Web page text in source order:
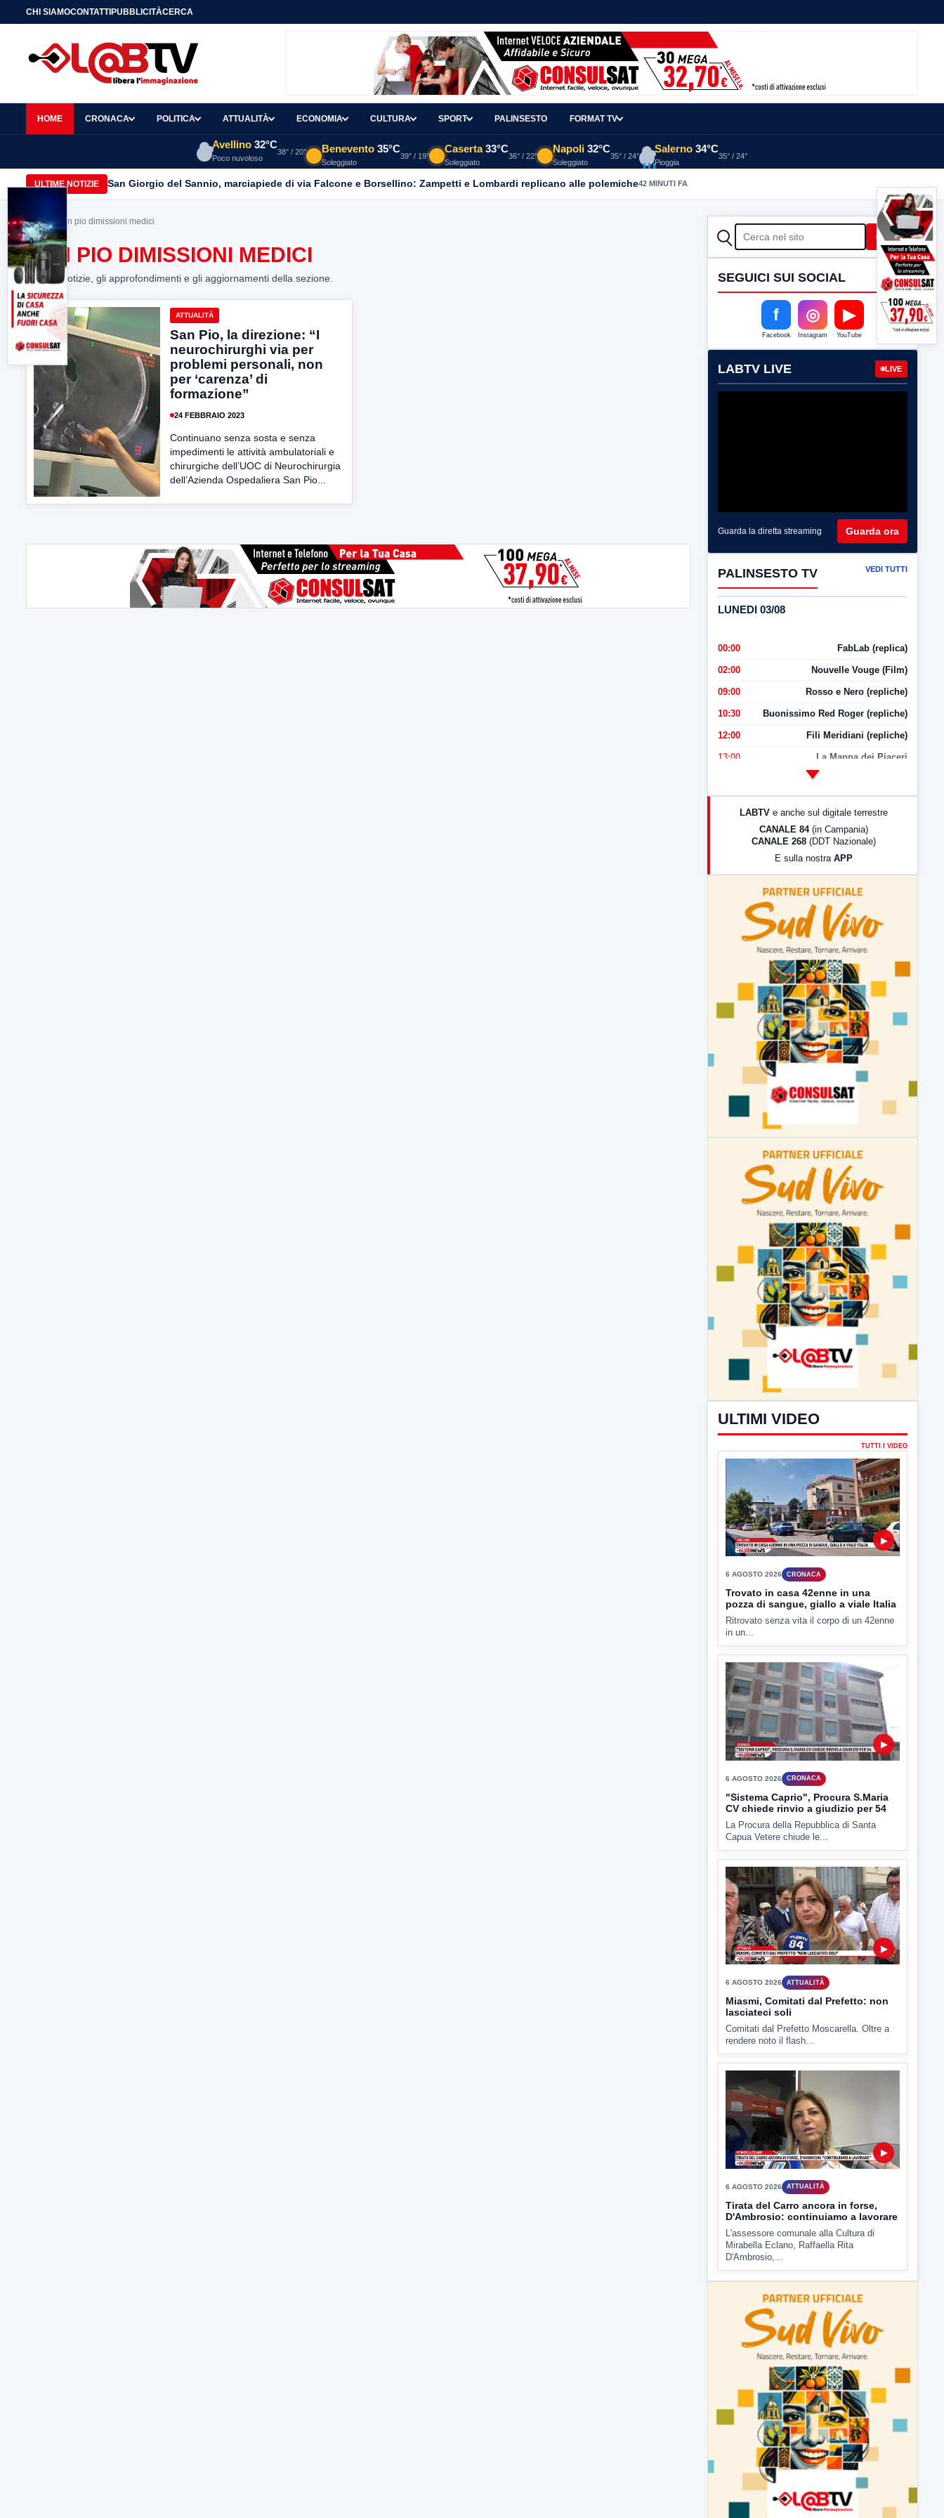
CHI SIAMOCONTATTIPUBBLICITÀCERCA
HOME CRONACA POLITICA ATTUALITÀ ECONOMIA CULTURA SPORT PALINSESTO FORMAT TV
Avellino 32°C
Poco nuvoloso
38° / 20° Benevento 35°C
Soleggiato
39° / 19°
Caserta 33°C
Soleggiato
36° / 22°
Napoli 32°C
Soleggiato
35° / 24°
Salerno 34°C
Pioggia
35° / 24°
ULTIME NOTIZIE San Giorgio del Sannio, marciapiede di via Falcone e Borsellino: Zampetti e Lombardi replicano alle polemiche42 MINUTI FA
Home> san pio dimissioni medici
SAN PIO DIMISSIONI MEDICI
Tutte le notizie, gli approfondimenti e gli aggiornamenti della sezione.
ATTUALITÀ
San Pio, la direzione: “I
neurochirurghi via per
problemi personali, non
per ‘carenza’ di
formazione”
24 FEBBRAIO 2023
Continuano senza sosta e senza
impedimenti le attività ambulatoriali e
chirurgiche dell’UOC di Neurochirurgia
dell’Azienda Ospedaliera San Pio...
CERCA Cerca
SEGUICI SUI SOCIAL
f
Facebook
◎
Instagram
▶
YouTube
LABTV LIVE LIVE
Guarda la diretta streaming Guarda ora
PALINSESTO TV VEDI TUTTI
LUNEDI 03/08
00:00 FabLab (replica)
02:00 Nouvelle Vouge (Film)
09:00 Rosso e Nero (repliche)
10:30 Buonissimo Red Roger (repliche)
12:00 Fili Meridiani (repliche)
13:00 La Mappa dei Piaceri
LabNews (Diretta)
LabNews (replica)
LABTV e anche sul digitale terrestre
CANALE 84 (in Campania)
CANALE 268 (DDT Nazionale)
E sulla nostra APP
ULTIMI VIDEO
TUTTI I VIDEO
6 AGOSTO 2026 CRONACA
Trovato in casa 42enne in una
pozza di sangue, giallo a viale Italia
Ritrovato senza vita il corpo di un 42enne
in un...
6 AGOSTO 2026 CRONACA
"Sistema Caprio", Procura S.Maria
CV chiede rinvio a giudizio per 54
La Procura della Repubblica di Santa
Capua Vetere chiude le...
6 AGOSTO 2026 ATTUALITÀ
Miasmi, Comitati dal Prefetto: non
lasciateci soli
Comitati dal Prefetto Moscarella. Oltre a
rendere noto il flash...
Tirata del Carro ancora in forse,
D'Ambrosio: continuiamo a lavorare
L'assessore comunale alla Cultura di
Mirabella Eclano, Raffaella Rita
D'Ambrosio,...